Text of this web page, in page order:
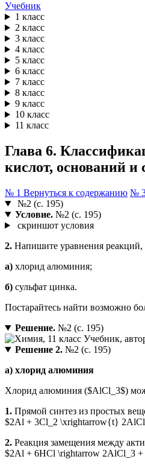
Учебник
1 класс
2 класс
3 класс
4 класс
5 класс
6 класс
7 класс
8 класс
9 класс
10 класс
11 класс
Глава 6.
кислот, оснований и
№ 1 Вернуться к содержанию №
№2 (с. 195)
Условие.№2 (с. 195)
скриншот условия
2. Напишите уравнения реакций,
а) хлорид алюминия;
б) сульфат цинка.
Постарайтесь найти возможно
Решение.№2 (с. 195)
Решение 2.№2 (с. 195)
а) хлорид алюминия
Хлорид алюминия ($AlCl_3$)
1. Прямой синтез из простых
$2Al + 3Cl_2 \xrightarrow{t}
2. Реакция замещения между
$2Al + 6HCl \rightarrow 2AlCl_3 +